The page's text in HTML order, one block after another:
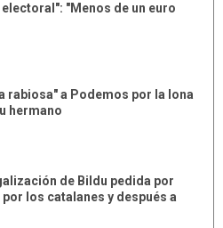
"Menos de un euro
rabiosa" a Podemos por la lona
hermano
de Bildu pedida por
los catalanes y después a